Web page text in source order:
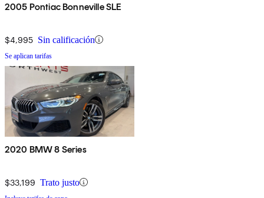
2005 Pontiac Bonneville SLE
$4,995 Sin calificación
Se aplican tarifas
2020 BMW 8 Series
$33,199 Trato justo